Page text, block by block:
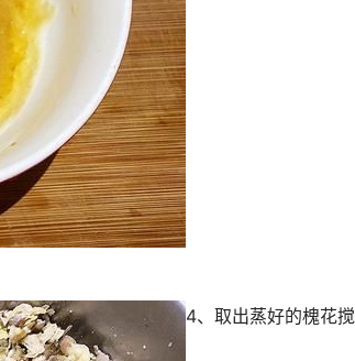
4、取出蒸好的槐花